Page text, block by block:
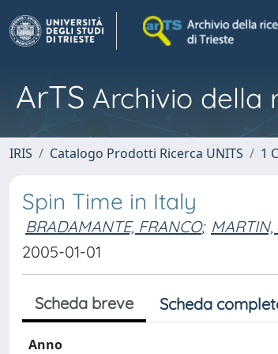
ArTS Archivio della
IRIS Catalogo Prodotti Ricerca UNITS 1
Spin Time in Italy
BRADAMANTE, FRANCO;
2005-01-01
Scheda breve Scheda
Anno